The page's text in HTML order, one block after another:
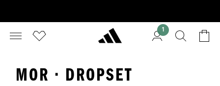
1
MOR · DROPSET